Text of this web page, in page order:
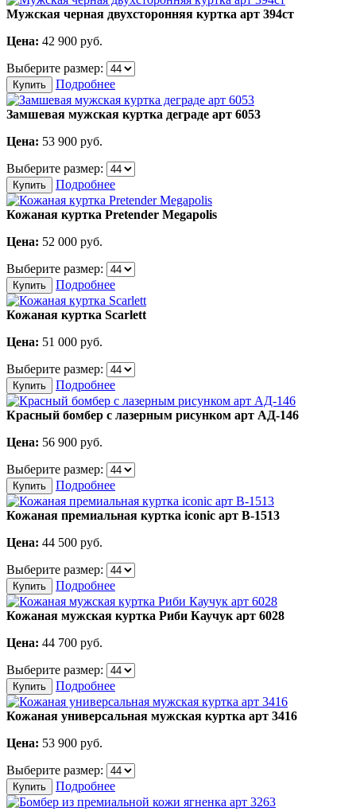
Мужская черная двухсторонняя куртка арт 394ст
Цена: 42 900 руб.
Выберите размер:
Купить Подробнее
Замшевая мужская куртка деграде арт 6053
Цена: 53 900 руб.
Выберите размер:
Купить Подробнее
Кожаная куртка Pretender Megapolis
Цена: 52 000 руб.
Выберите размер:
Купить Подробнее
Кожаная куртка Scarlett
Цена: 51 000 руб.
Выберите размер:
Купить Подробнее
Красный бомбер с лазерным рисунком арт АД-146
Цена: 56 900 руб.
Выберите размер:
Купить Подробнее
Кожаная премиальная куртка iconic арт В-1513
Цена: 44 500 руб.
Выберите размер:
Купить Подробнее
Кожаная мужская куртка Риби Каучук арт 6028
Цена: 44 700 руб.
Выберите размер:
Купить Подробнее
Кожаная универсальная мужская куртка арт 3416
Цена: 53 900 руб.
Выберите размер:
Купить Подробнее